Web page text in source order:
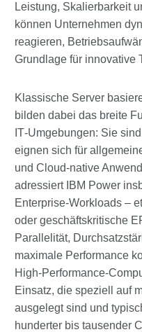
Leistung, Skalierbarkeit
können Unternehmen
reagieren,
Grundlage für innovative
Klassische Server
bilden dabei das breite
IT‑Umgebungen: Sie
eignen sich für
und Cloud‑native
adressiert IBM Power
Enterprise‑Workloads –
oder geschäftskritische
Parallelität,
maximale Performance
Einsatz, die speziell auf
ausgelegt sind und
hunderter bis tausender